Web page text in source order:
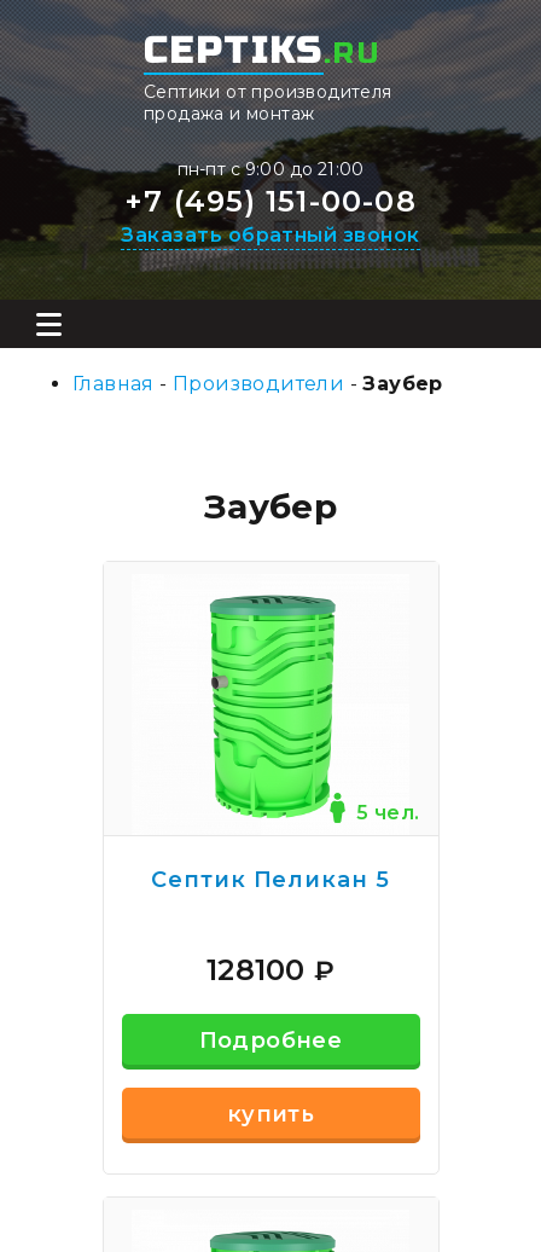
CEPTIKS.RU
Септики от производителя
продажа и монтаж
пн-пт с 9:00 до 21:00
+7 (495) 151-00-08
Заказать обратный звонок
Главная - Производители -Заубер
Заубер
5 чел.
Септик Пеликан 5
128100 ₽
Подробнее
купить